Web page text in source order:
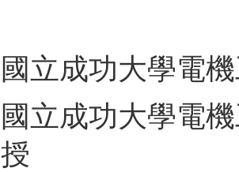
國立成功大學電
國立成功大學電
授